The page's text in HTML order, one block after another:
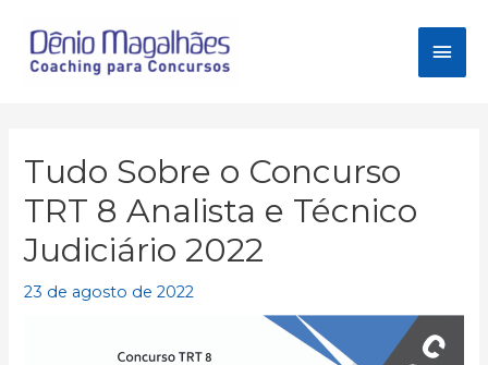
para
Tudo Sobre o Concurso
TRT 8 Analista e Técnico
Judiciário 2022
23 de agosto de 2022